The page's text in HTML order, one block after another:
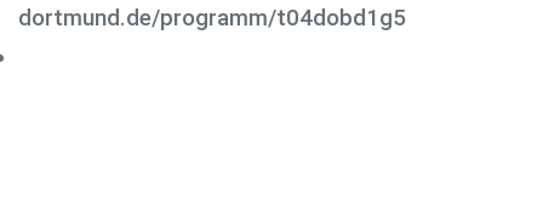
dortmund.de/programm/t04dobd1g5